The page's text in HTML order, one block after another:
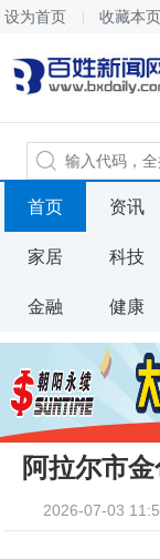
设为首页 收藏本页
首页 资讯
家居 科技
金融 健康
阿拉尔市
2026-07-03